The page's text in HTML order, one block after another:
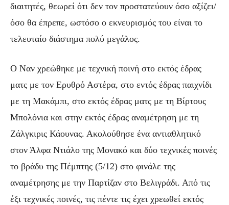
διαιτητές, θεωρεί ότι δεν τον προστατεύουν όσο αξίζει/
όσο θα έπρεπε, ωστόσο ο εκνευρισμός του είναι το
τελευταίο διάστημα πολύ μεγάλος.
Ο Ναν χρεώθηκε με τεχνική ποινή στο εκτός έδρας
ματς με τον Ερυθρό Αστέρα, στο εντός έδρας παιχνίδι
με τη Μακάμπι, στο εκτός έδρας ματς με τη Βίρτους
Μπολόνια και στην εκτός έδρας αναμέτρηση με τη
Ζάλγκιρις Κάουνας. Ακολούθησε ένα αντιαθλητικό
στον Άλφα Ντιάλο της Μονακό και δύο τεχνικές ποινές
το βράδυ της Πέμπτης (5/12) στο φινάλε της
αναμέτρησης με την Παρτίζαν στο Βελιγράδι. Από τις
έξι τεχνικές ποινές, τις πέντε τις έχει χρεωθεί εκτός